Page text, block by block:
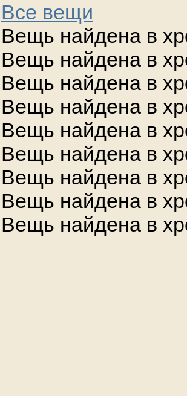
Все вещи
Вещь найдена в
Вещь найдена в
Вещь найдена в
Вещь найдена в
Вещь найдена в
Вещь найдена в
Вещь найдена в
Вещь найдена в
Вещь найдена в